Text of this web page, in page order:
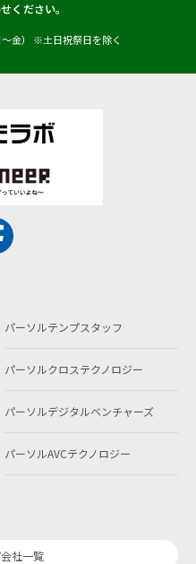
ください。
〜金） ※土日祝祭日を除く
パーソルテンプスタッフ
パーソルクロステクノロジー
パーソルデジタルベンチャーズ
パーソルAVCテクノロジー
社一覧